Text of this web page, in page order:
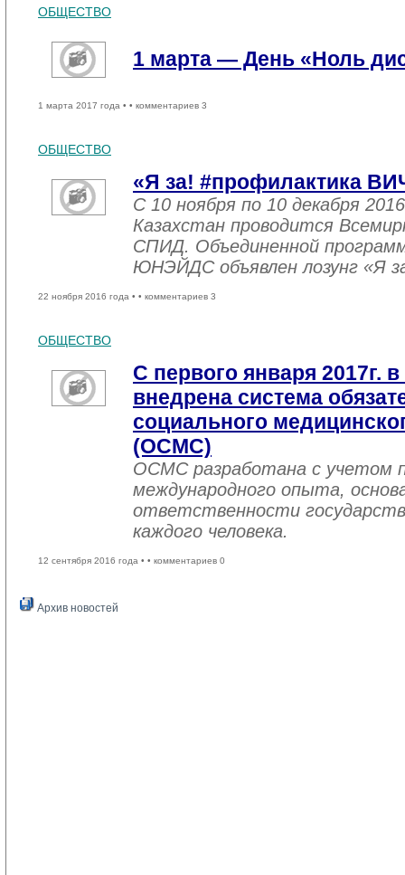
ОБЩЕСТВО
1 марта — День «Ноль
1 марта 2017 года • • комментариев 3
ОБЩЕСТВО
«Я за! #профилактика
С 10 ноября по 10 декабря
Казахстан проводится
СПИД. Объединенной
ЮНЭЙДС объявлен лозунг «Я
22 ноября 2016 года • • комментариев 3
ОБЩЕСТВО
С первого января 2017г.
внедрена система
социального
(ОСМС)
ОСМС разработана с учетом
международного опыта,
ответственности
каждого человека.
12 сентября 2016 года • • комментариев 0
Архив новостей